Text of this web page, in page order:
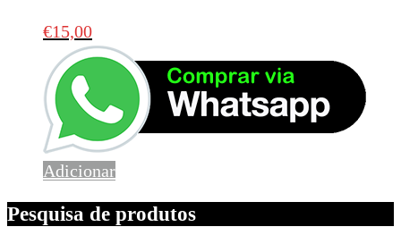
€15,00
Adicionar
Pesquisa de produtos